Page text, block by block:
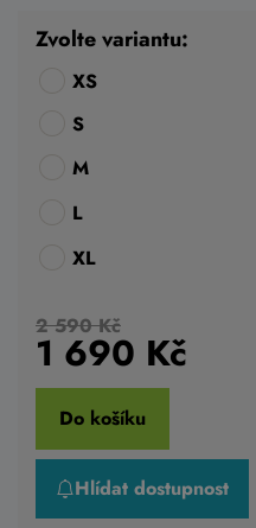
Zvolte variantu:
XS
S
M
L
XL
2 590 Kč
1 690 Kč
Do košíku
Hlídat dostupnost